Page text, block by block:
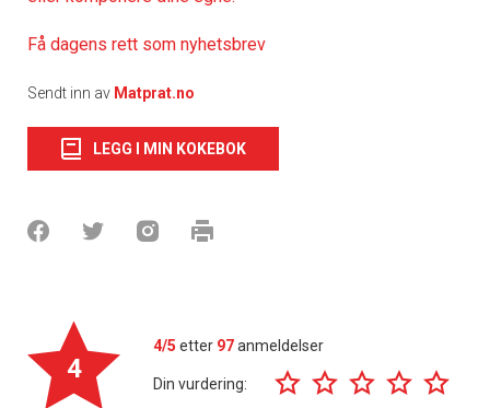
Få dagens rett som nyhetsbrev
Sendt inn av Matprat.no
LEGG I MIN KOKEBOK
4
4/5 etter 97anmeldelser
Din vurdering: